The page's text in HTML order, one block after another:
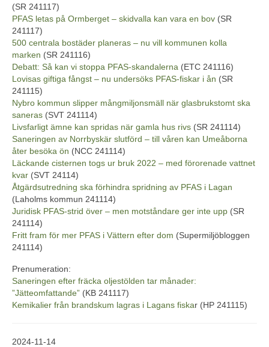
(SR 241117)
PFAS letas på Ormberget – skidvalla kan vara en bov (SR
241117)
500 centrala bostäder planeras – nu vill kommunen kolla
marken (SR 241116)
Debatt: Så kan vi stoppa PFAS-skandalerna (ETC 241116)
Lovisas giftiga fångst – nu undersöks PFAS-fiskar i ån (SR
241115)
Nybro kommun slipper mångmiljonsmäll när glasbrukstomt ska
saneras (SVT 241114)
Livsfarligt ämne kan spridas när gamla hus rivs (SR 241114)
Saneringen av Norrbyskär slutförd – till våren kan Umeåborna
åter besöka ön (NCC 241114)
Läckande cisternen togs ur bruk 2022 – med förorenade vattnet
kvar (SVT 24114)
Åtgärdsutredning ska förhindra spridning av PFAS i Lagan
(Laholms kommun 241114)
Juridisk PFAS-strid över – men motståndare ger inte upp (SR
241114)
Fritt fram för mer PFAS i Vättern efter dom (Supermiljöbloggen
241114)
Prenumeration:
Saneringen efter fräcka oljestölden tar månader:
”Jätteomfattande” (KB 241117)
Kemikalier från brandskum lagras i Lagans fiskar (HP 241115)
2024-11-14